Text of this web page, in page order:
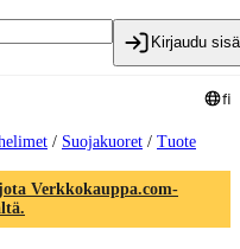
Kirjaudu
fi
/ Suojakuoret / Tuote
Verkkokauppa.com-